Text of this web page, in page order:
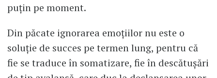
puţin pe moment.
Din păcate ignorarea emoţiilor nu este o
soluţie de succes pe termen lung, pentru că
fie se traduce în somatizare, fie în descătuşări